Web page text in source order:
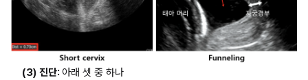
(3) 진단: 아래 셋 중 하나